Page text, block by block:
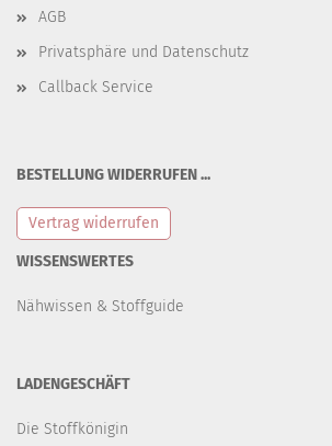
AGB
Privatsphäre und Datenschutz
Callback Service
BESTELLUNG WIDERRUFEN ...
Vertrag widerrufen
WISSENSWERTES
Nähwissen & Stoffguide
LADENGESCHÄFT
Die Stoffkönigin